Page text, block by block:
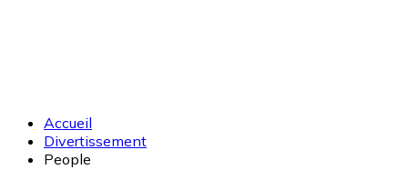
Accueil
Divertissement
People